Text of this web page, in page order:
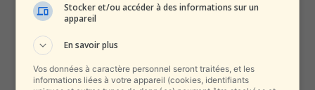
Stocker et/ou accéder à des informations sur un
appareil
En savoir plus
Vos données à caractère personnel seront traitées, et les
informations liées à votre appareil (cookies, identifiants